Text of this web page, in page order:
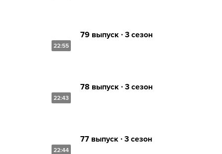
22:55
79 выпуск ∙ 3 сезон
22:43
78 выпуск ∙ 3 сезон
22:44
77 выпуск ∙ 3 сезон